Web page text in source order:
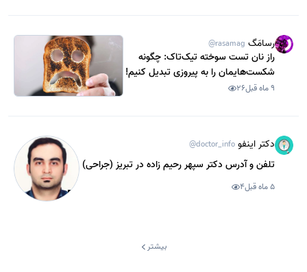
رسامَگ @rasamag
راز نان تست سوخته تیک‌تاک: چگونه
شکست‌هایمان را به پیروزی تبدیل کنیم!
9 ماه قبل 26
دکتر اینفو @doctor_info
تلفن و آدرس دکتر سپهر رحیم زاده در تبریز (جراحی)
5 ماه قبل 4
بیشتر